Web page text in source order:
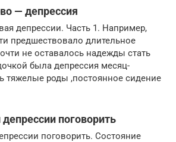
— депрессия
депрессии. Часть 1. Например,
предшествовало длительное
не оставалось надежды стать
была депрессия месяц-
тяжелые роды ,постоянное сидение
поговорить
поговорить. Состояние